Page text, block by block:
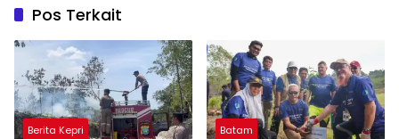
Pos Terkait
Berita Kepri Batam